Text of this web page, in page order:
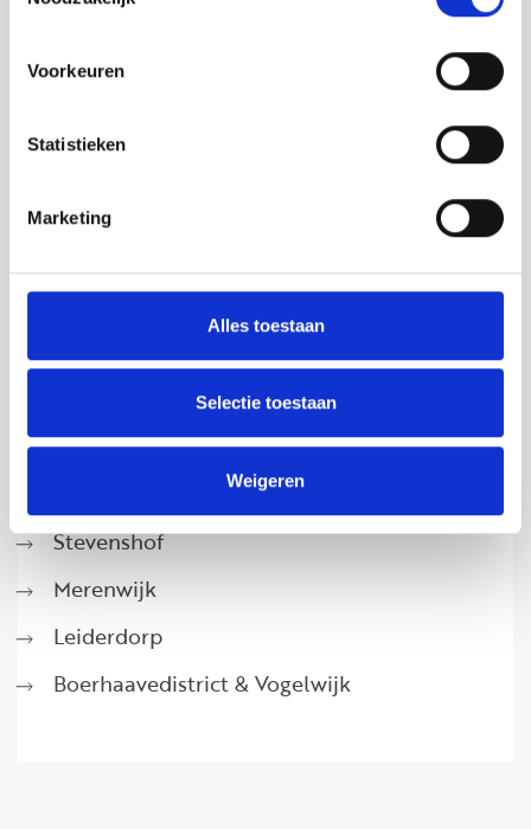
Voorkeuren
Statistieken
Marketing
Alles toestaan
Selectie toestaan
Weigeren
SUBAREAS & DISTRICTS
Burgermeesters & Professorenwijk
Hoge/Lage Morsdistrict
Stevenshof
Merenwijk
Leiderdorp
Boerhaavedistrict & Vogelwijk